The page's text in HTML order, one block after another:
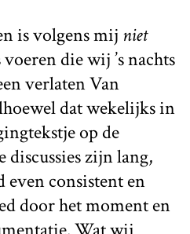
is volgens mij niet
die wij ’s nachts
verlaten Van
dat wekelijks in
op de
discussies zijn lang,
consistent en
door het moment en